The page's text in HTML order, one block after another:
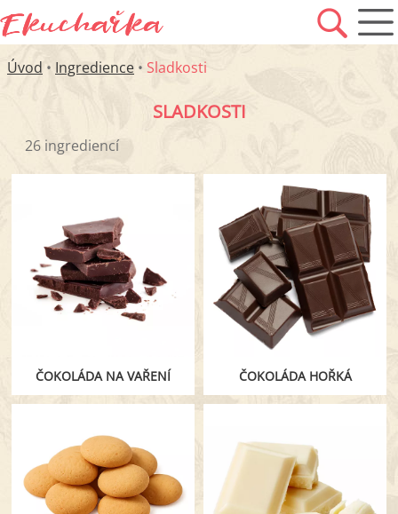
Úvod • Ingredience • Sladkosti
SLADKOSTI
26 ingrediencí
ČOKOLÁDA NA VAŘENÍ ČOKOLÁDA HOŘKÁ